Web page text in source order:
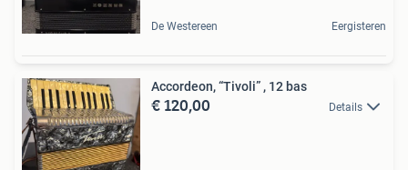
De Westereen Eergisteren
Accordeon, “Tivoli” , 12 bas
€ 120,00 Details